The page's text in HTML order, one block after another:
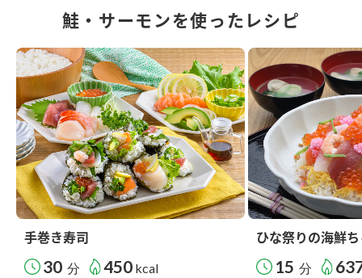
鮭・サーモンを使ったレシピ
手巻き寿司
30 分 450 kcal
ひな祭りの海鮮
15 分